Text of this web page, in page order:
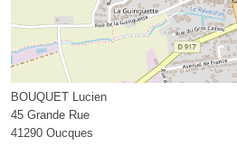
BOUQUET Lucien
45 Grande Rue
41290 Oucques